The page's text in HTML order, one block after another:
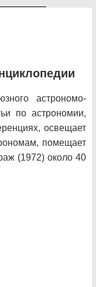
астрономо-
по астрономии,
освещает
помещает
(1972) около 40